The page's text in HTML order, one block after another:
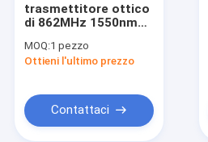
trasmettitore ottico
di 862MHz 1550nm
MOQ:1 pezzo
Ottieni l'ultimo prezzo
Contattaci